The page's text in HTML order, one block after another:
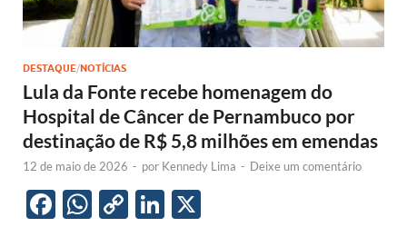
DESTAQUE/NOTÍCIAS
Lula da Fonte recebe homenagem do
Hospital de Câncer de Pernambuco por
destinação de R$ 5,8 milhões em emendas
12 de maio de 2026 - por Kennedy Lima - Deixe um comentário
F
W C
Li